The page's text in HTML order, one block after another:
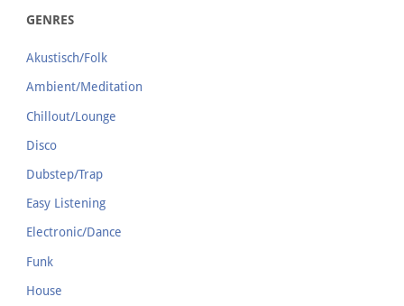
GENRES
Akustisch/Folk
Ambient/Meditation
Chillout/Lounge
Disco
Dubstep/Trap
Easy Listening
Electronic/Dance
Funk
House